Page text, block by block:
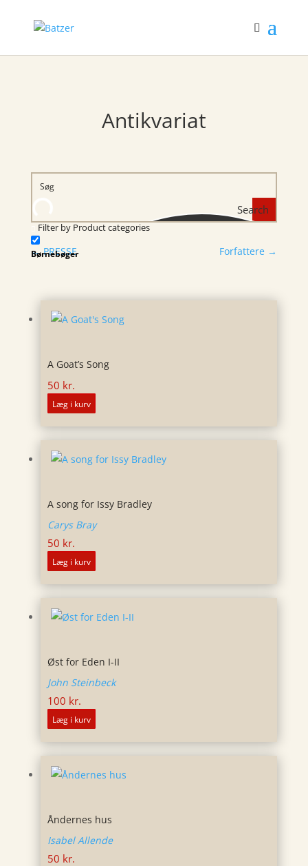
Antikvariat
Search
Filter by Product categories
Børnebøger
←PRESSE Forfattere →
A Goat’s Song
50 kr.
Læg i kurv
A song for Issy Bradley
Carys Bray
50 kr.
Læg i kurv
Øst for Eden I-II
John Steinbeck
100 kr.
Læg i kurv
Åndernes hus
Isabel Allende
50 kr.